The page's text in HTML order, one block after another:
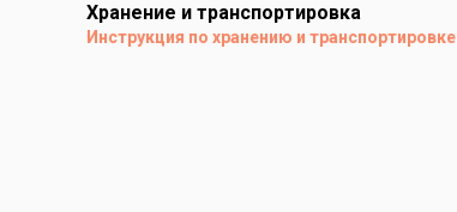
Хранение и транспортировка
Инструкция по хранению и транспортировке